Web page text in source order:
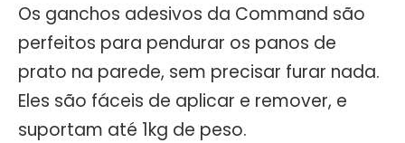
Os ganchos adesivos da Command são
perfeitos para pendurar os panos de
prato na parede, sem precisar furar nada.
Eles são fáceis de aplicar e remover, e
suportam até 1kg de peso.